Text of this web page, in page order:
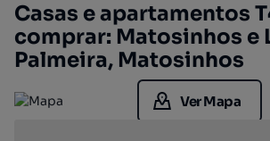
Casas e apartamentos
comprar: Matosinhos e
Palmeira, Matosinhos
Ver Mapa